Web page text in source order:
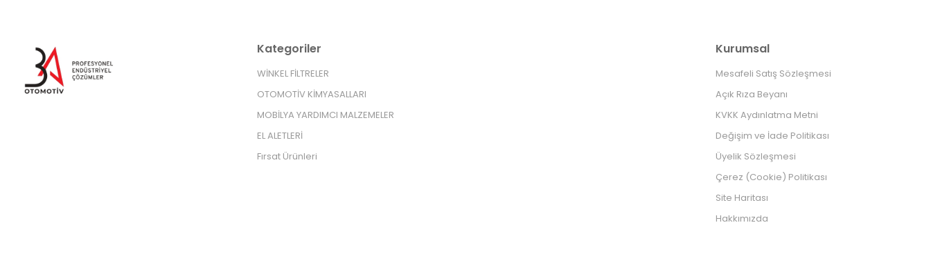
Kategoriler
WİNKEL FİLTRELER
OTOMOTİV KİMYASALLARI
MOBİLYA YARDIMCI MALZEMELER
EL ALETLERİ
Fırsat Ürünleri
Kurumsal
Mesafeli Satış Sözleşmesi
Açık Rıza Beyanı
KVKK Aydınlatma Metni
Değişim ve İade Politikası
Üyelik Sözleşmesi
Çerez (Cookie) Politikası
Site Haritası
Hakkımızda